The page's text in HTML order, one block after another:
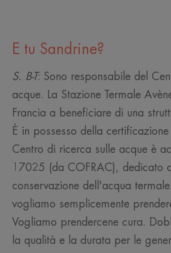
E tu Sandrine?
S. B-T: Sono responsabile del
acque. La Stazione Termale
Francia a beneficiare di una
È in possesso della
Centro di ricerca sulle acque è
17025 (da COFRAC), dedicato
conservazione dell'acqua
vogliamo semplicemente
Vogliamo prendercene cura.
la qualità e la durata per le